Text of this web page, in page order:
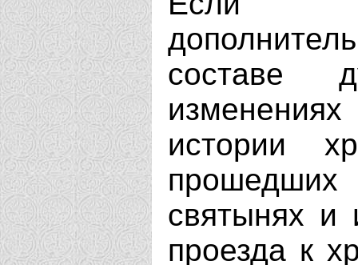
составе
истории
святынях и
проезда к